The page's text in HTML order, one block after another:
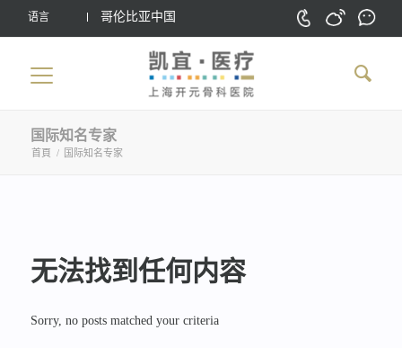
语言 哥伦比亚中国
国际知名专家
首頁 / 国际知名专家
无法找到任何内容
Sorry, no posts matched your criteria